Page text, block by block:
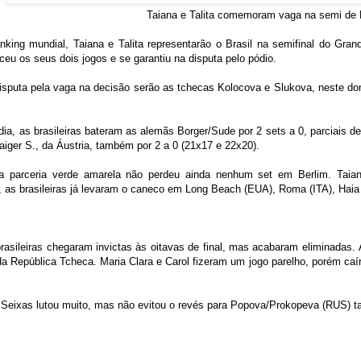
Taiana e Talita comemoram vaga na semi de
mundial, Taiana e Talita representarão o Brasil na semifinal do
os seus dois jogos e se garantiu na disputa pelo pódio.
pela vaga na decisão serão as tchecas Kolocova e Slukova, neste
as brasileiras bateram as alemãs Borger/Sude por 2 sets a 0, parciais
S., da Áustria, também por 2 a0 (21x17 e 22x20).
parceria verde amarela não perdeu ainda nenhum set em Berlim.
as brasileiras já levaram o caneco em Long Beach (EUA), Roma (ITA),
chegaram invictas às oitavas de final, mas acabaram
República Tcheca. Maria Clara e Carol fizeram um jogo parelho, porém
lutou muito, mas não evitou o revés para Popova/Prokopeva (RUS)